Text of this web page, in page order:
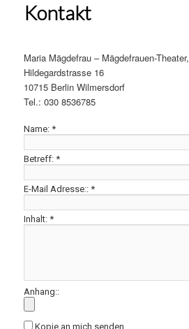
Kontakt
Maria Mägdefrau – Mägdefrauen-Theater,
Hildegardstrasse 16
10715 Berlin Wilmersdorf
Tel.: 030 8536785
Name:*
Betreff:*
E-Mail Adresse::*
Inhalt:*
Anhang::
Kopie an mich senden